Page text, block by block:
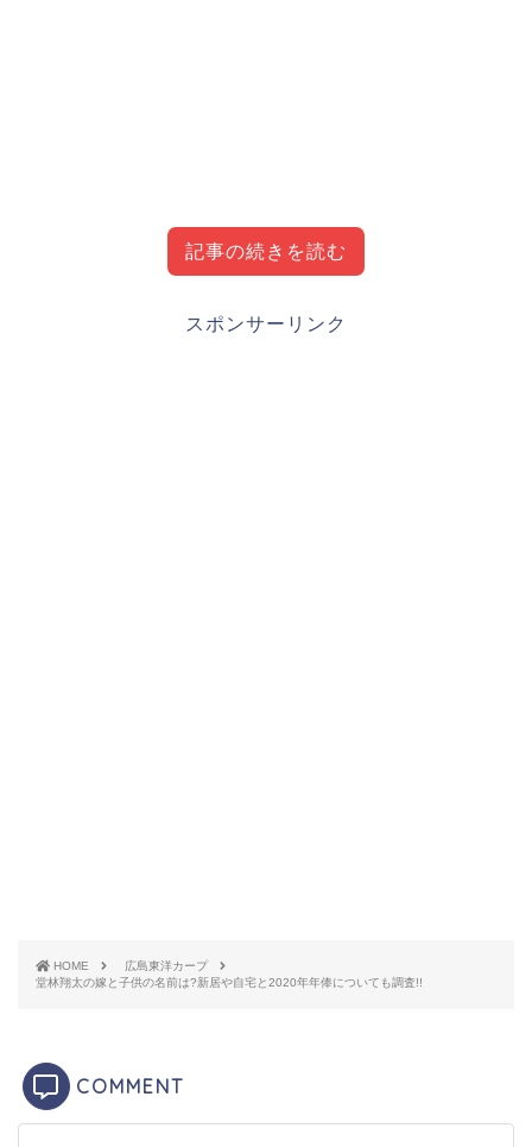
記事の続きを読む
堂林翔太(広島カープ)プロフィール・経歴・成
https://ameblo.jp/fotogenica/entry-12107596904.html
1991年8月17日生まれ、愛知県豊田市出身、身長183
㎝、体重88㎏
スポンサーリンク
HOME
広島東洋カープ
堂林翔太の嫁と子供の名前は?新居や自宅と2020年年俸についても調査!!
COMMENT